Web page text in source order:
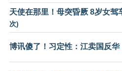
天使在那里！母突昏厥 8岁女驾
次)
博讯傻了！习定性：江卖国反华